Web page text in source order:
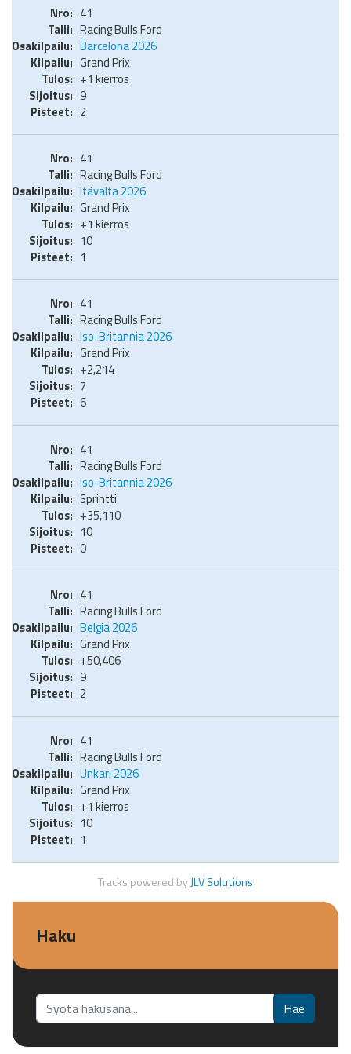
41
Racing Bulls Ford
Barcelona 2026
Grand Prix
+1 kierros
9
2
41
Racing Bulls Ford
Itävalta 2026
Grand Prix
+1 kierros
10
1
41
Racing Bulls Ford
Iso-Britannia 2026
Grand Prix
+2,214
7
6
41
Racing Bulls Ford
Iso-Britannia 2026
Sprintti
+35,110
10
0
41
Racing Bulls Ford
Belgia 2026
Grand Prix
+50,406
9
2
41
Racing Bulls Ford
Unkari 2026
Grand Prix
+1 kierros
10
1
Tracks powered byJLV Solutions
Haku
Etsi... Hae